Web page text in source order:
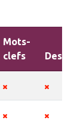
Mots-
clefs